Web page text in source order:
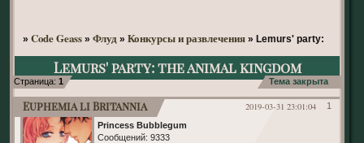
» Code Geass » Флуд » Конкурсы и развлечения » Lemurs' party: the
Lemurs' party: the animal kingdom
Страница: 1 Тема закрыта
1
2019-03-31 23:01:04
Euphemia li Britannia
Princess Bubblegum
Сообщений: 9333